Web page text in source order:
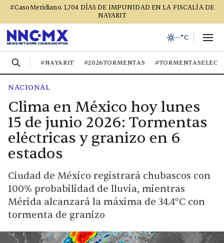
#CasoMeridiano. 1,704 DÍAS DE IMPUNIDAD EN LA FISCALÍA DE
NAYARIT
--°C
#NAYARIT #2026TORMENTAS
NACIONAL
Clima en México hoy lunes
15 de junio 2026: Tormentas
eléctricas y granizo en 6
estados
Ciudad de México registrará chubascos con
100% probabilidad de lluvia, mientras
Mérida alcanzará la máxima de 34.4°C con
tormenta de granizo